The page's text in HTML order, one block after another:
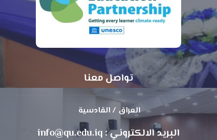
تواصل معنا
العراق / القادسية
البريد الالكتروني : info@qu.edu.iq